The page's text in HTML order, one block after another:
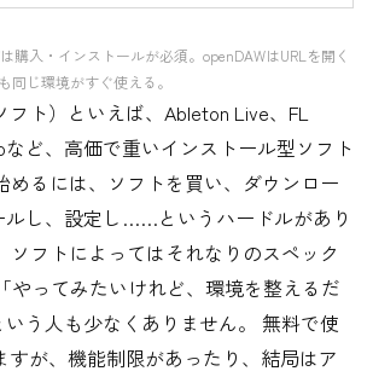
購入・インストールが必須。openDAWはURLを開く
同じ環境がすぐ使える。
フト）といえば、Ableton Live、FL
ど、高価で重いインストール型ソフト
めるには、ソフトを買い、ダウンロー
ルし、設定し……というハードルがあり
ソフトによってはそれなりのスペック
やってみたいけれど、環境を整えるだ
う人も少なくありません。 無料で使
すが、機能制限があったり、結局はア